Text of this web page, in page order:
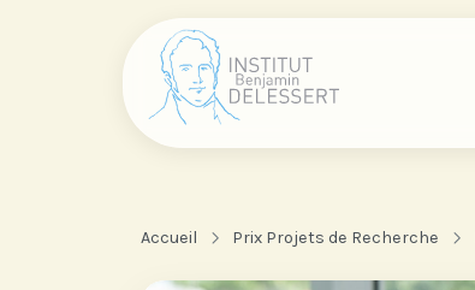
Accueil Prix Projets de Recherche